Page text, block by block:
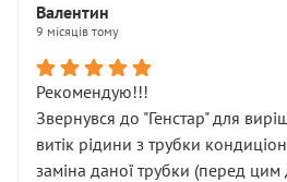
Валентин
9 місяців тому
Рекомендую!!!
Звернувся до "Генстар" для
витік рідини з трубки
заміна даної трубки (перед цим